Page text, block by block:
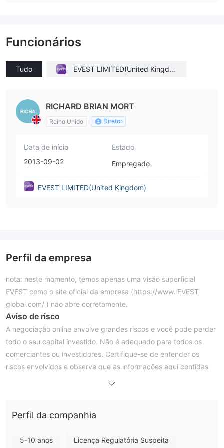
Funcionários
Tudo
EVEST LIMITED(United Kingdo
RICHARD BRIAN MORT
Reino Unido Diretor
Data de início
2013-09-02
Estado
Empregado
EVEST LIMITED(United Kingdom)
Perfil da empresa
nota: neste momento, temos apenas uma visão superficial
EVEST como o site oficial da empresa (https://www. EVEST
global.com/ ) não abre corretamente.
Aviso de risco
A negociação online envolve grandes riscos e você pode perder
todo o seu capital investido. Não é adequado para todos os
comerciantes ou investidores. Certifique-se de entender os
riscos envolvidos e observe que as informações aqui contidas
pontuação dinâmica em tempo real do corretor, as pontuações
passadas e futuras.
Perfil da companhia
5-10 anos Licença Regulatória Suspeita